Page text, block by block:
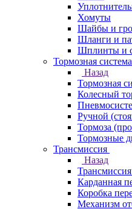
Хомуты
Шайбы и
Шланги и
Шплинты и
Тормозная система
Назад
Тормозная
Колесный
Ручной
Тормоза
Тормозные
Трансмиссия
Назад
Трансмиссия
Карданная
Коробка
Механизм